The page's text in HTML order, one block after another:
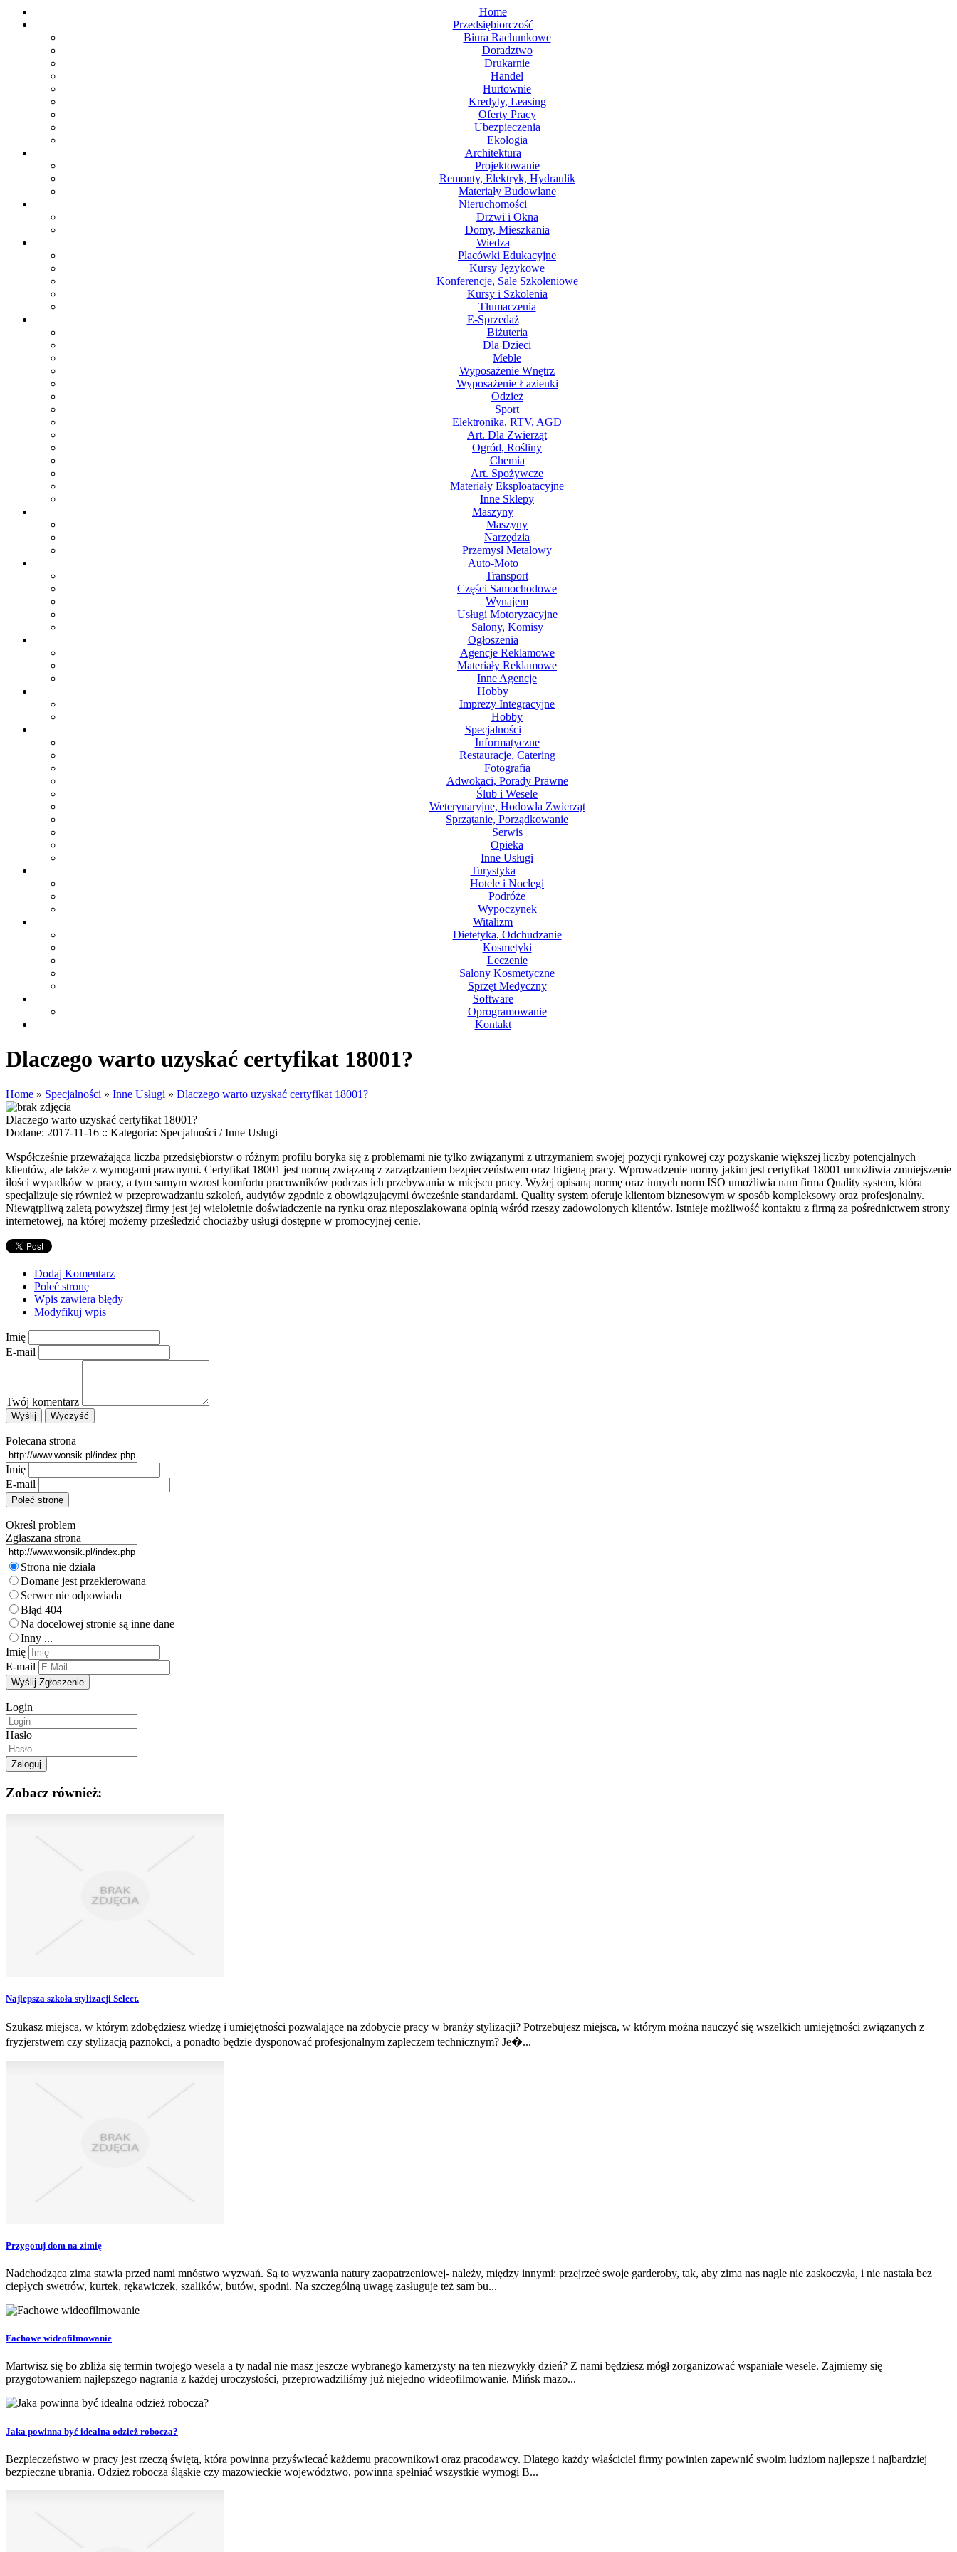
Home
Przedsiębiorczość
Biura Rachunkowe
Doradztwo
Drukarnie
Handel
Hurtownie
Kredyty, Leasing
Oferty Pracy
Ubezpieczenia
Ekologia
Architektura
Projektowanie
Remonty, Elektryk, Hydraulik
Materiały Budowlane
Nieruchomości
Drzwi i Okna
Domy, Mieszkania
Wiedza
Placówki Edukacyjne
Kursy Językowe
Konferencje, Sale Szkoleniowe
Kursy i Szkolenia
Tłumaczenia
E-Sprzedaż
Biżuteria
Dla Dzieci
Meble
Wyposażenie Wnętrz
Wyposażenie Łazienki
Odzież
Sport
Elektronika, RTV, AGD
Art. Dla Zwierząt
Ogród, Rośliny
Chemia
Art. Spożywcze
Materiały Eksploatacyjne
Inne Sklepy
Maszyny
Maszyny
Narzędzia
Przemysł Metalowy
Auto-Moto
Transport
Części Samochodowe
Wynajem
Usługi Motoryzacyjne
Salony, Komisy
Ogłoszenia
Agencje Reklamowe
Materiały Reklamowe
Inne Agencje
Hobby
Imprezy Integracyjne
Hobby
Specjalności
Informatyczne
Restauracje, Catering
Fotografia
Adwokaci, Porady Prawne
Ślub i Wesele
Weterynaryjne, Hodowla Zwierząt
Sprzątanie, Porządkowanie
Serwis
Opieka
Inne Usługi
Turystyka
Hotele i Noclegi
Podróże
Wypoczynek
Witalizm
Dietetyka, Odchudzanie
Kosmetyki
Leczenie
Salony Kosmetyczne
Sprzęt Medyczny
Software
Oprogramowanie
Kontakt
Dlaczego warto uzyskać certyfikat 18001?
Home » Specjalności » Inne Usługi » Dlaczego warto uzyskać certyfikat 18001?
Dlaczego warto uzyskać certyfikat 18001?
Dodane: 2017-11-16 :: Kategoria: Specjalności / Inne Usługi
Współcześnie przeważająca liczba przedsiębiorstw o różnym profilu boryka się z problemami nie tylko związanymi z utrzymaniem swojej pozycji rynkowej czy pozyskanie większej liczby potencjalnych
klientów, ale także z wymogami prawnymi. Certyfikat 18001 jest normą związaną z zarządzaniem bezpieczeństwem oraz higieną pracy. Wprowadzenie normy jakim jest certyfikat 18001 umożliwia zmniejszenie
ilości wypadków w pracy, a tym samym wzrost komfortu pracowników podczas ich przebywania w miejscu pracy. Wyżej opisaną normę oraz innych norm ISO umożliwia nam firma Quality system, która
specjalizuje się również w przeprowadzaniu szkoleń, audytów zgodnie z obowiązującymi ówcześnie standardami. Quality system oferuje klientom biznesowym w sposób kompleksowy oraz profesjonalny.
Niewątpliwą zaletą powyższej firmy jest jej wieloletnie doświadczenie na rynku oraz nieposzlakowana opinią wśród rzeszy zadowolonych klientów. Istnieje możliwość kontaktu z firmą za pośrednictwem strony
internetowej, na której możemy prześledzić chociażby usługi dostępne w promocyjnej cenie.
Dodaj Komentarz
Poleć stronę
Wpis zawiera błędy
Modyfikuj wpis
Imię
E-mail
Twój komentarz
Polecana strona
Imię
E-mail
Określ problem
Zgłaszana strona
Strona nie działa
Domane jest przekierowana
Serwer nie odpowiada
Błąd 404
Na docelowej stronie są inne dane
Inny ...
Imię
E-mail
Login
Hasło
Zobacz również:
Najlepsza szkoła stylizacji Select.
Szukasz miejsca, w którym zdobędziesz wiedzę i umiejętności pozwalające na zdobycie pracy w branży stylizacji? Potrzebujesz miejsca, w którym można nauczyć się wszelkich umiejętności związanych z
fryzjerstwem czy stylizacją paznokci, a ponadto będzie dysponować profesjonalnym zapleczem technicznym? Je�...
Przygotuj dom na zimię
Nadchodząca zima stawia przed nami mnóstwo wyzwań. Są to wyzwania natury zaopatrzeniowej- należy, między innymi: przejrzeć swoje garderoby, tak, aby zima nas nagle nie zaskoczyła, i nie nastała bez
ciepłych swetrów, kurtek, rękawiczek, szalików, butów, spodni. Na szczególną uwagę zasługuje też sam bu...
Fachowe wideofilmowanie
Martwisz się bo zbliża się termin twojego wesela a ty nadal nie masz jeszcze wybranego kamerzysty na ten niezwykły dzień? Z nami będziesz mógł zorganizować wspaniałe wesele. Zajmiemy się
przygotowaniem najlepszego nagrania z każdej uroczystości, przeprowadziliśmy już niejedno wideofilmowanie. Mińsk mazo...
Jaka powinna być idealna odzież robocza?
Bezpieczeństwo w pracy jest rzeczą świętą, która powinna przyświecać każdemu pracownikowi oraz pracodawcy. Dlatego każdy właściciel firmy powinien zapewnić swoim ludziom najlepsze i najbardziej
bezpieczne ubrania. Odzież robocza śląskie czy mazowieckie województwo, powinna spełniać wszystkie wymogi B...